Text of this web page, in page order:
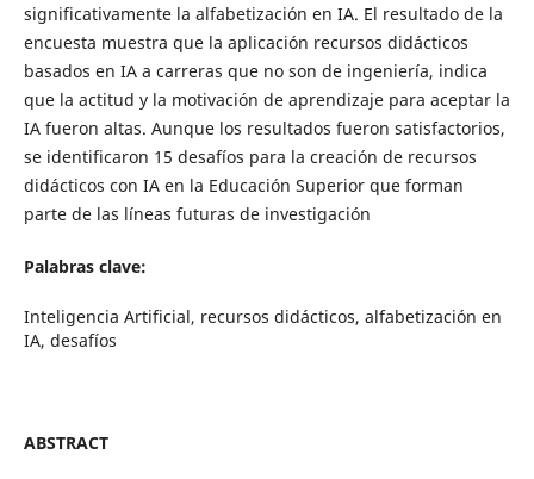
significativamente la alfabetización en IA. El resultado de la
encuesta muestra que la aplicación recursos didácticos
basados en IA a carreras que no son de ingeniería, indica
que la actitud y la motivación de aprendizaje para aceptar la
IA fueron altas. Aunque los resultados fueron satisfactorios,
se identificaron 15 desafíos para la creación de recursos
didácticos con IA en la Educación Superior que forman
parte de las líneas futuras de investigación
Palabras clave:
Inteligencia Artificial, recursos didácticos, alfabetización en
IA, desafíos
ABSTRACT